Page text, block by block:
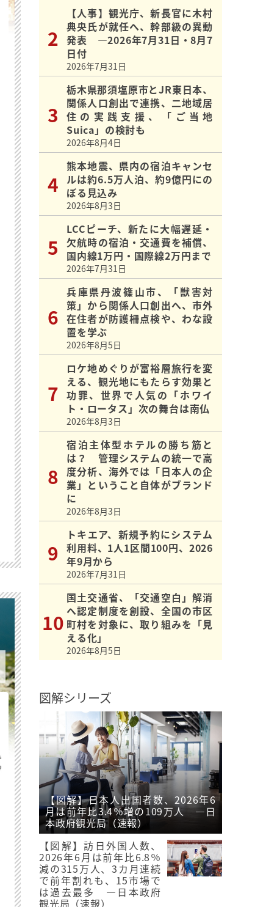
【人事】観光庁、新長官に木村
典央氏が就任へ、幹部級の異動
発表 ―2026年7月31日・8月7
日付
2026年7月31日
栃木県那須塩原市とJR東日本、
関係人口創出で連携、二地域居
住の実践支援、「ご当地
Suica」の検討も
2026年8月4日
熊本地震、県内の宿泊キャンセ
ルは約6.5万人泊、約9億円にの
ぼる見込み
2026年8月3日
LCCピーチ、新たに大幅遅延・
欠航時の宿泊・交通費を補償、
国内線1万円・国際線2万円まで
2026年7月31日
兵庫県丹波篠山市、「獣害対
策」から関係人口創出へ、市外
在住者が防護柵点検や、わな設
置を学ぶ
2026年8月5日
ロケ地めぐりが富裕層旅行を変
える、観光地にもたらす効果と
功罪、世界で人気の「ホワイ
ト・ロータス」次の舞台は南仏
2026年8月3日
宿泊主体型ホテルの勝ち筋と
は？ 管理システムの統一で高
度分析、海外では「日本人の企
業」ということ自体がブランド
に
2026年8月3日
トキエア、新規予約にシステム
利用料、1人1区間100円、2026
年9月から
2026年7月31日
国土交通省、「交通空白」解消
へ認定制度を創設、全国の市区
町村を対象に、取り組みを「見
える化」
2026年8月5日
図解シリーズ
【図解】日本人出国者数、2026年6
月は前年比3.4％増の109万人 ―日
本政府観光局（速報）
【図解】訪日外国人数、
2026年6月は前年比6.8％
減の315万人、3カ月連続
で前年割れも、15市場で
は過去最多 ―日本政府
観光局（速報）